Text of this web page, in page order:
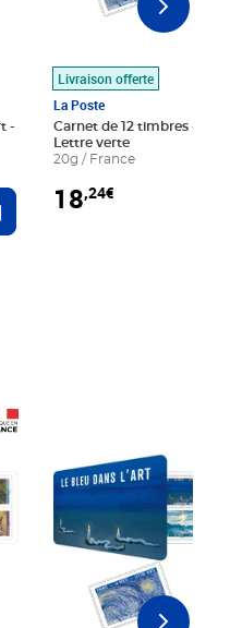
-
au panier
Livraison offerte
La Poste
Carnet de 12 timbres - Le
Lettre verte
20g / France
18,24€